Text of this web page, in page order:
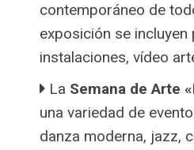
contemporáneo de
exposición se
instalaciones, vídeo
La Semana de Arte
una variedad de
danza moderna, jazz,